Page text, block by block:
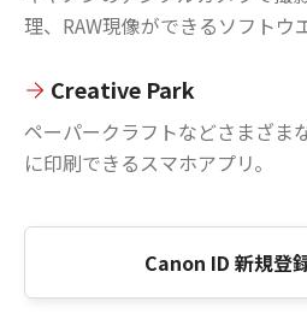
理、RAW現像ができるソフトウ
Creative Park
ペーパークラフトなどさまざま
に印刷できるスマホアプリ。
Canon ID 新規登